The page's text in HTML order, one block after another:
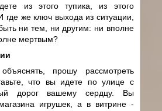
из этого тупика, из этого
где же ключ выхода из ситуации,
ни тем, ни другим: ни вполне
мертвым?
прошу рассмотреть
что вы идете по улице с
дорог вашему сердцу. Вы
игрушек, а в витрине -